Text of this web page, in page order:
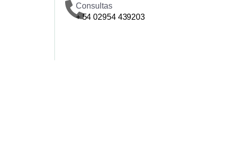
Consultas
+ 54 02954 439203